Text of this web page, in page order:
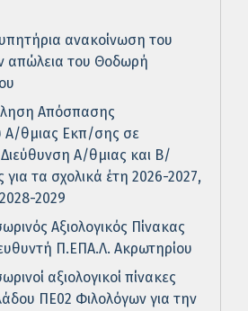
ανακοίνωση του
απώλεια του Θοδωρή
Απόσπασης
Α/θμιας Εκπ/σης σε
Α/θμιας και Β/
τα σχολικά έτη 2026-2027,
2029
Αξιολογικός Πίνακας
Π.ΕΠΑ.Λ. Ακρωτηρίου
αξιολογικοί πίνακες
ΠΕ02 Φιλολόγων για την